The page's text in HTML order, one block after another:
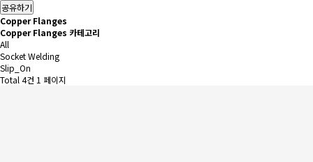
공유하기
Copper Flanges
Copper Flanges 카테고리
All
Socket Welding
Slip_On
Total 4건 1 페이지